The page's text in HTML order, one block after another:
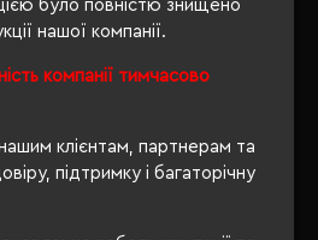
було повністю знищено
нашої компанії.
компанії тимчасово
клієнтам, партнерам та
підтримку і багаторічну